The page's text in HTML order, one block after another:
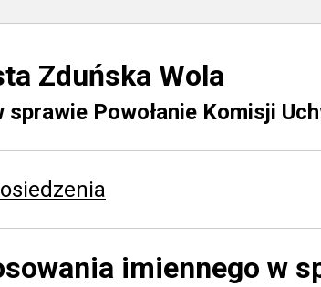
Zduńska Wola
sprawie Powołanie Komisji
imiennego w